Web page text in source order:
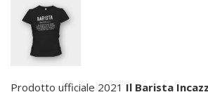
Prodotto ufficiale 2021 Il Barista